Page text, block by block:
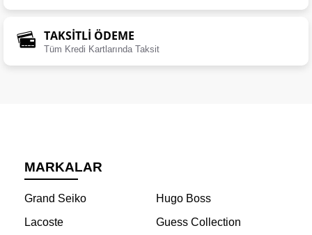
TAKSİTLİ ÖDEME
Tüm Kredi Kartlarında Taksit
MARKALAR
Grand Seiko
Hugo Boss
Lacoste
Guess Collection